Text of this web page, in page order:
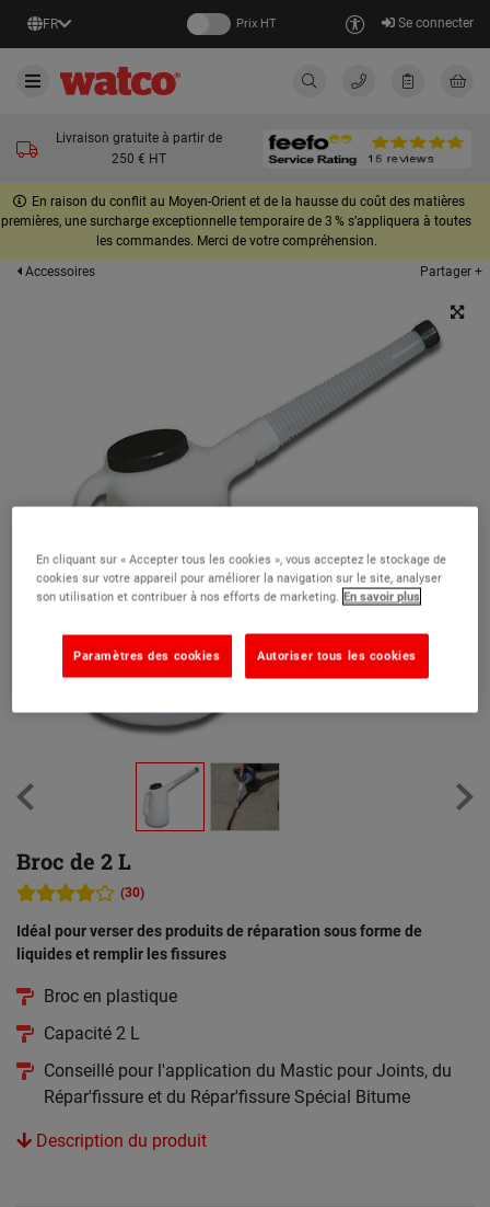
FR Prix HT Se connecter
Livraison gratuite à partir de
250 € HT
En raison du conflit au Moyen-Orient et de la hausse du coût des matières
premières, une surcharge exceptionnelle temporaire de 3 % s’appliquera à toutes
les commandes. Merci de votre compréhension.
Accessoires
Partager +
Broc de 2 L
(30)
Idéal pour verser des produits de réparation sous forme de
liquides et remplir les fissures
Broc en plastique
Capacité 2 L
Conseillé pour l'application du Mastic pour Joints, du
Répar'fissure et du Répar'fissure Spécial Bitume
Description du produit
En cliquant sur « Accepter tous les cookies », vous acceptez le stockage de
cookies sur votre appareil pour améliorer la navigation sur le site, analyser
son utilisation et contribuer à nos efforts de marketing. En savoir plus
Autoriser tous les cookies
Paramètres des cookies